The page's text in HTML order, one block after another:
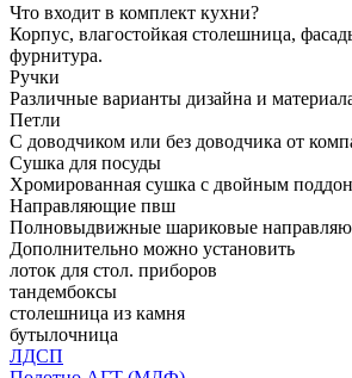
Что входит в комплект кухни?
Корпус, влагостойкая столешница,
фурнитура.
Ручки
Различные варианты дизайна и
Петли
С доводчиком или без доводчика от
Сушка для посуды
Хромированная сушка с двойным
Направляющие пвш
Полновыдвижные шариковые
Дополнительно можно установить
лоток для стол. приборов
тандембоксы
столешница из камня
бутылочница
ЛДСП